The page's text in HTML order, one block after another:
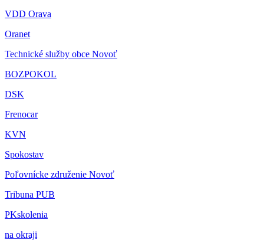
VDD Orava
Oranet
Technické služby obce Novoť
BOZPOKOL
DSK
Frenocar
KVN
Spokostav
Poľovnícke združenie Novoť
Tribuna PUB
PKskolenia
na okraji